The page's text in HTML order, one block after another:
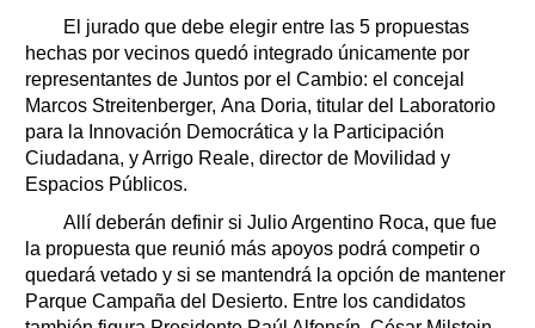
El jurado que debe elegir entre las 5 propuestas
hechas por vecinos quedó integrado únicamente por
representantes de Juntos por el Cambio: el concejal
Marcos Streitenberger, Ana Doria, titular del Laboratorio
para la Innovación Democrática y la Participación
Ciudadana, y Arrigo Reale, director de Movilidad y
Espacios Públicos.
Allí deberán definir si Julio Argentino Roca, que fue
la propuesta que reunió más apoyos podrá competir o
quedará vetado y si se mantendrá la opción de mantener
Parque Campaña del Desierto. Entre los candidatos